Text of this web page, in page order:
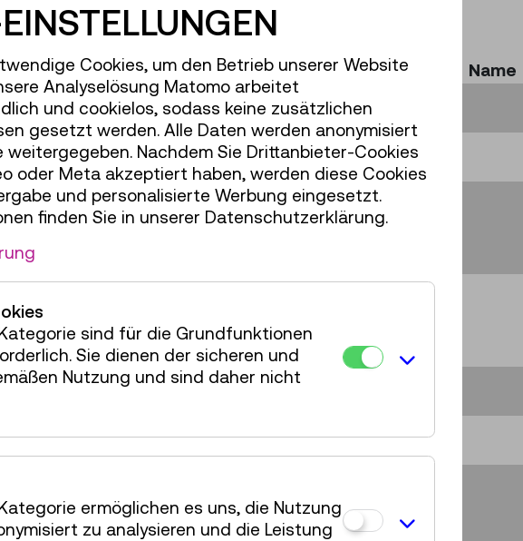
Ergebnisse gefunden
Kennzeichen Type Name
A50266
A50477
Austro
Fiat
A61296
A61297
Austro
39
A61721
Steyr
III
AFN
Cookies, um den Betrieb unserer Website
Analyselösung Matomo arbeitet
und cookielos, sodass keine zusätzlichen
gesetzt werden. Alle Daten werden anonymisiert
weitergegeben. Nachdem Sie Drittanbieter-Cookies
oder Meta akzeptiert haben, werden diese Cookies
und personalisierte Werbung eingesetzt.
finden Sie in unserer Datenschutzerklärung.
sind für die Grundfunktionen
Sie dienen der sicheren und
Nutzung und sind daher nicht
ermöglichen es uns, die Nutzung
zu analysieren und die Leistung